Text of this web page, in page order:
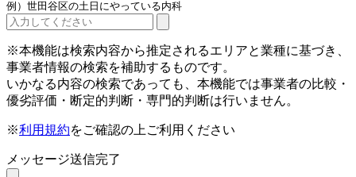
例）世田谷区の土日にやっている内科
※本機能は検索内容から推定されるエリアと業種に基づき、
事業者情報の検索を補助するものです。
いかなる内容の検索であっても、本機能では事業者の比較・
優劣評価・断定的判断・専門的判断は行いません。
※利用規約をご確認の上ご利用ください
メッセージ送信完了